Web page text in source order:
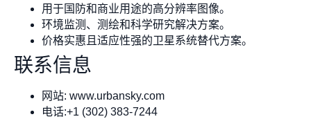
用于国防和商业用途的高分辨率图像。
环境监测、测绘和科学研究解决方案。
价格实惠且适应性强的卫星系统替代方案。
联系信息
网站: www.urbansky.com
电话:+1 (302) 383-7244